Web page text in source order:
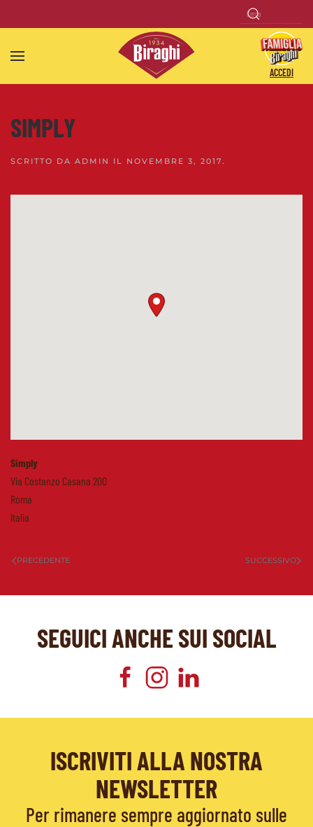
Skip to main content
ACCEDI
SIMPLY
SCRITTO DA ADMIN IL NOVEMBRE 3, 2017.
Simply
Via Costanzo Casana 200
Roma
Italia
PRECEDENTE SUCCESSIVO
SEGUICI ANCHE SUI SOCIAL
ISCRIVITI ALLA NOSTRA
NEWSLETTER
Per rimanere sempre aggiornato sulle